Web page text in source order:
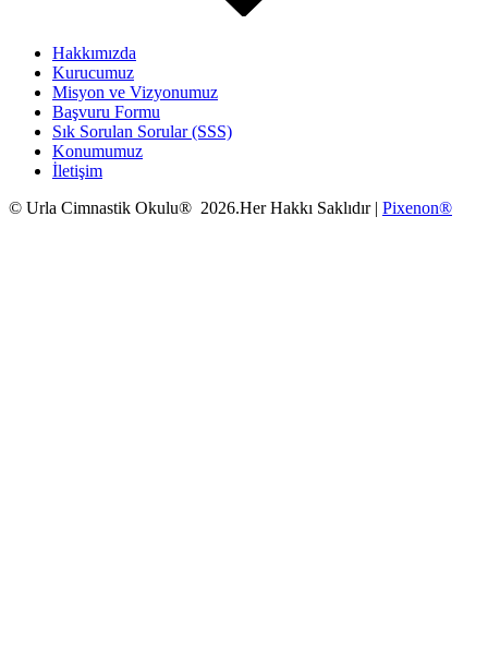
Hakkımızda
Kurucumuz
Misyon ve Vizyonumuz
Başvuru Formu
Sık Sorulan Sorular (SSS)
Konumumuz
İletişim
© Urla Cimnastik Okulu® 2026.Her Hakkı Saklıdır | Pixenon®